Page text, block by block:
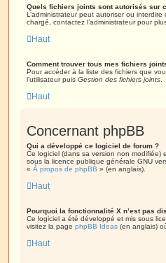
Quels fichiers joints sont autorisés sur
L’administrateur peut autoriser ou
chargé, contactez l’administrateur pour
Haut
Comment trouver tous mes fichiers
Pour accéder à la liste des fichiers que
l’utilisateur puis Gestion des fichiers joints
Haut
Concernant phpBB
Qui a développé ce logiciel de forum ?
Ce logiciel (dans sa version non modifiée)
sous la licence publique générale GNU
« À propos de phpBB » (en anglais).
Haut
Pourquoi la fonctionnalité X n’est pas
Ce logiciel a été développé et mis sous
visitez la page phpBB Ideas (en anglais)
Haut